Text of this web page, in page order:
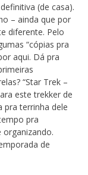
(de casa).
– ainda que por
diferente. Pelo
“cópias pra
aqui. Dá pra
“Star Trek –
este trekker de
pra terrinha dele
pra
de